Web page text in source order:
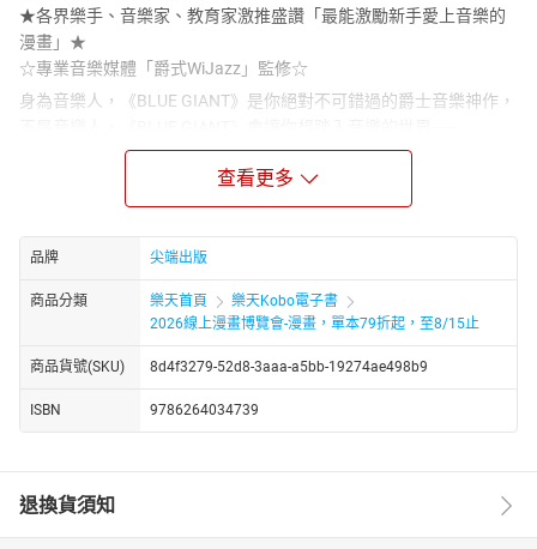
★各界樂手、音樂家、教育家激推盛讚「最能激勵新手愛上音樂的
漫畫」★
☆專業音樂媒體「爵式WiJazz」監修☆
身為音樂人，《BLUE GIANT》是你絕對不可錯過的爵士音樂神作，
「我要成為世界頂尖的爵士樂手。」────
宮本大在日本考取駕照後，
拎著一把薩克斯風便啟程前往美國。
曾經的夥伴‧雪祈也在美國的消息，
傳入他的耳裡────
大最先踏上的是位於西海岸的西雅圖，
而他與全美各都會以及人們相遇相知相惜、
創造新樂音的實驗旅程就從此處揭開序幕…!!
─┤各界音樂家、教育家熱情推薦├─
吳俊良｜彰化愛樂室內樂團團長
林義凱｜大村國小合唱團指揮
葉庭均｜樂壇新生代爵士鼓手
Go Go Machine Orchestra ｜金音獎最佳現場演出獎入圍樂團
查看更多
品牌 尖端出版
商品分類 樂天首頁
樂天Kobo電子書
2026線上漫畫博覽會-漫畫，單本79折起，至8/15止
商品貨號(SKU) 8d4f3279-52d8-3aaa-a5bb-19274ae498b9
ISBN 9786264034739
退換貨須知